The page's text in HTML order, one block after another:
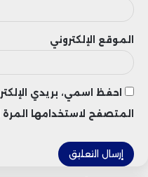
الموقع الإلكتروني
احفظ اسمي، بريدي
المتصفح لاستخدامها